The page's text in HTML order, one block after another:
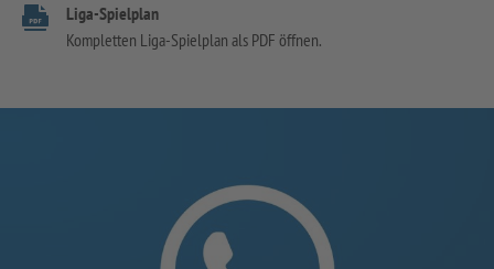
Liga-Spielplan
Kompletten Liga-Spielplan als PDF öffnen.